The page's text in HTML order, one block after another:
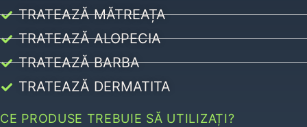
TRATEAZĂ MĂTREAȚA
TRATEAZĂ ALOPECIA
TRATEAZĂ BARBA
TRATEAZĂ DERMATITA
CE PRODUSE TREBUIE SĂ UTILIZAȚI?